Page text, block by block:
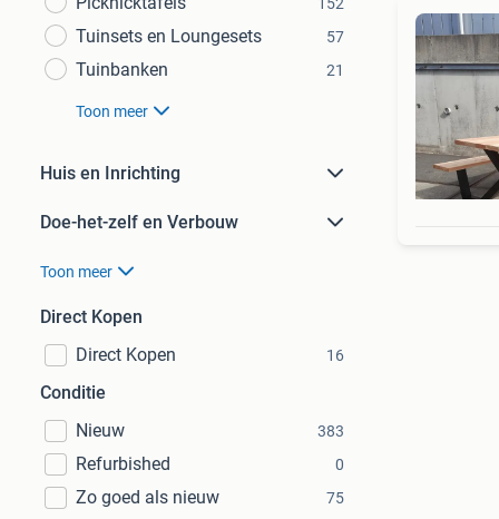
Tuinsets en Loungesets 57
Tuinbanken 21
Toon meer
Huis en Inrichting
Doe-het-zelf en Verbouw
Toon meer
Direct Kopen
Direct Kopen
16
Conditie
Nieuw
383
Refurbished 0
Zo goed als nieuw 75